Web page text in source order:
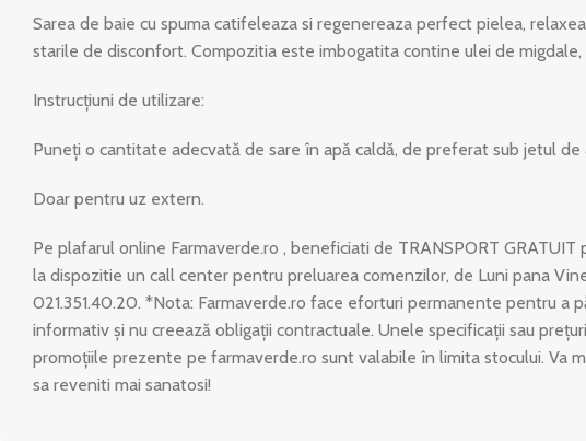
Sarea de baie cu spuma catifeleaza si regenereaza perfect pielea,
starile de disconfort. Compozitia este imbogatita contine ulei de
Instrucțiuni de utilizare:
Puneți o cantitate adecvată de sare în apă caldă, de preferat sub jetul de
Doar pentru uz extern.
Pe plafarul online Farmaverde.ro , beneficiati de TRANSPORT
la dispozitie un call center pentru preluarea comenzilor, de Luni pana
021.351.40.20. *Nota: Farmaverde.ro face eforturi permanente pentru
informativ și nu creează obligații contractuale. Unele specificații sau
promoțiile prezente pe farmaverde.ro sunt valabile în limita stocului. Va
sa reveniti mai sanatosi!